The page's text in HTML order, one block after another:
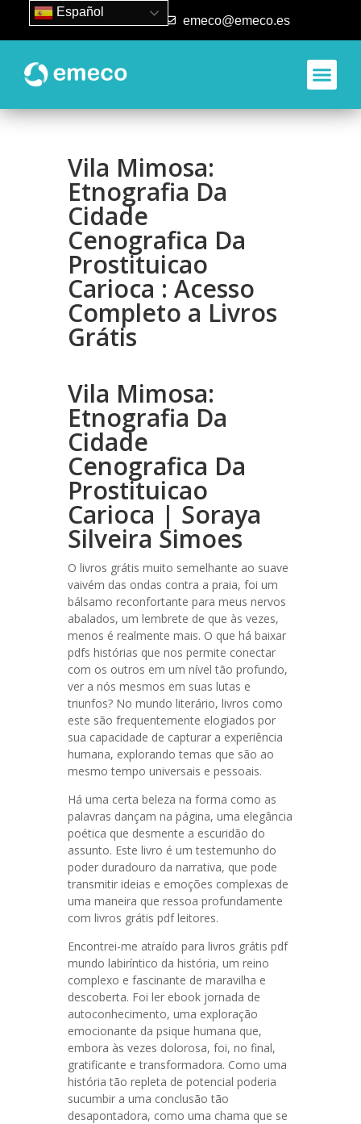
93 840 50 80 emeco@emeco.es
Vila Mimosa:
Etnografia Da
Cidade
Cenografica Da
Prostituicao
Carioca : Acesso
Completo a Livros
Grátis
Vila Mimosa:
Etnografia Da
Cidade
Cenografica Da
Prostituicao
Carioca | Soraya
Silveira Simoes
O livros grátis muito semelhante ao suave
vaivém das ondas contra a praia, foi um
bálsamo reconfortante para meus nervos
abalados, um lembrete de que às vezes,
menos é realmente mais. O que há baixar
pdfs histórias que nos permite conectar
com os outros em um nível tão profundo,
ver a nós mesmos em suas lutas e
triunfos? No mundo literário, livros como
este são frequentemente elogiados por
sua capacidade de capturar a experiência
humana, explorando temas que são ao
mesmo tempo universais e pessoais.
Há uma certa beleza na forma como as
palavras dançam na página, uma elegância
poética que desmente a escuridão do
assunto. Este livro é um testemunho do
poder duradouro da narrativa, que pode
transmitir ideias e emoções complexas de
uma maneira que ressoa profundamente
com livros grátis pdf leitores.
Encontrei-me atraído para livros grátis pdf
mundo labiríntico da história, um reino
complexo e fascinante de maravilha e
descoberta. Foi ler ebook jornada de
autoconhecimento, uma exploração
emocionante da psique humana que,
embora às vezes dolorosa, foi, no final,
gratificante e transformadora. Como uma
história tão repleta de potencial poderia
sucumbir a uma conclusão tão
desapontadora, como uma chama que se
Español